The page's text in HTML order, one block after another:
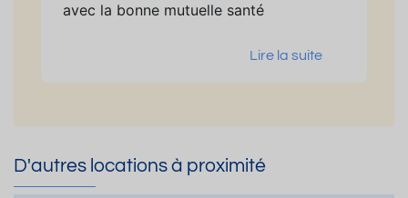
avec la bonne mutuelle santé
Lire la suite
D'autres locations à proximité